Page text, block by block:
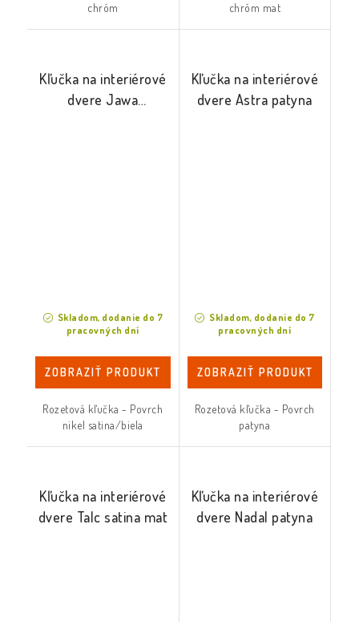
chróm
chróm mat
Kľučka na interiérové
dvere Jawa
Skladom, dodanie do 7
pracovných dní
ZOBRAZIŤ PRODUKT
Rozetová kľučka - Povrch
nikel satina/biela
Kľučka na interiérové
dvere Astra patyna
Skladom, dodanie do 7
pracovných dní
ZOBRAZIŤ PRODUKT
Rozetová kľučka - Povrch
patyna
Kľučka na interiérové
dvere Talc satina mat
Kľučka na interiérové
dvere Nadal patyna